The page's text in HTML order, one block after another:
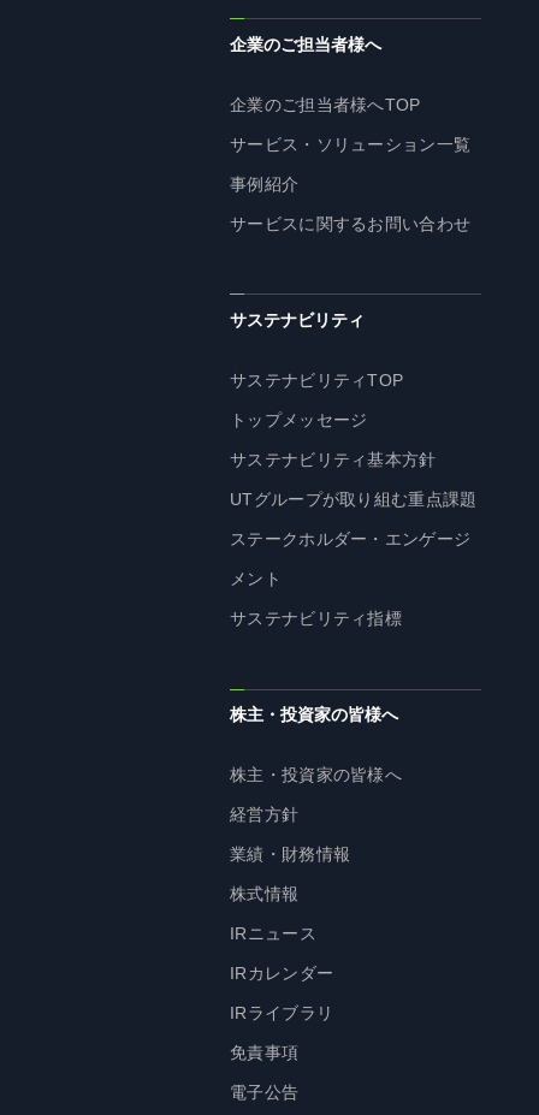
企業のご担当者様へ
企業のご担当者様へTOP
サービス・ソリューション一覧
事例紹介
サービスに関するお問い合わせ
サステナビリティ
サステナビリティTOP
トップメッセージ
サステナビリティ基本方針
UTグループが取り組む重点課題
ステークホルダー・エンゲージ
メント
サステナビリティ指標
株主・投資家の皆様へ
株主・投資家の皆様へ
経営方針
業績・財務情報
株式情報
IRニュース
IRカレンダー
IRライブラリ
免責事項
電子公告